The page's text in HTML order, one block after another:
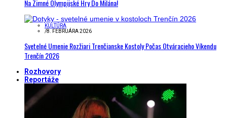
Na Zimné Olympijské Hry Do Milána!
KULTÚRA
/8. FEBRUÁRA 2026
Svetelné Umenie Rozžiari Trenčianske Kostoly Počas Otváracieho Víkendu
Trenčín 2026
Rozhovory
Reportáže